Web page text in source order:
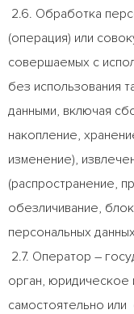
2.6. Обработка
(операция) или
совершаемых с
без использования
данными, включая
накопление,
изменение),
(распространение,
обезличивание,
персональных
2.7. Оператор –
орган, юридическое
самостоятельно или